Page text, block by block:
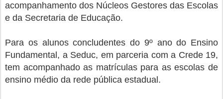
acompanhamento dos Núcleos Gestores das Escolas
e da Secretaria de Educação.
Para os alunos concludentes do 9º ano do Ensino
Fundamental, a Seduc, em parceria com a Crede 19,
tem acompanhado as matrículas para as escolas de
ensino médio da rede pública estadual.